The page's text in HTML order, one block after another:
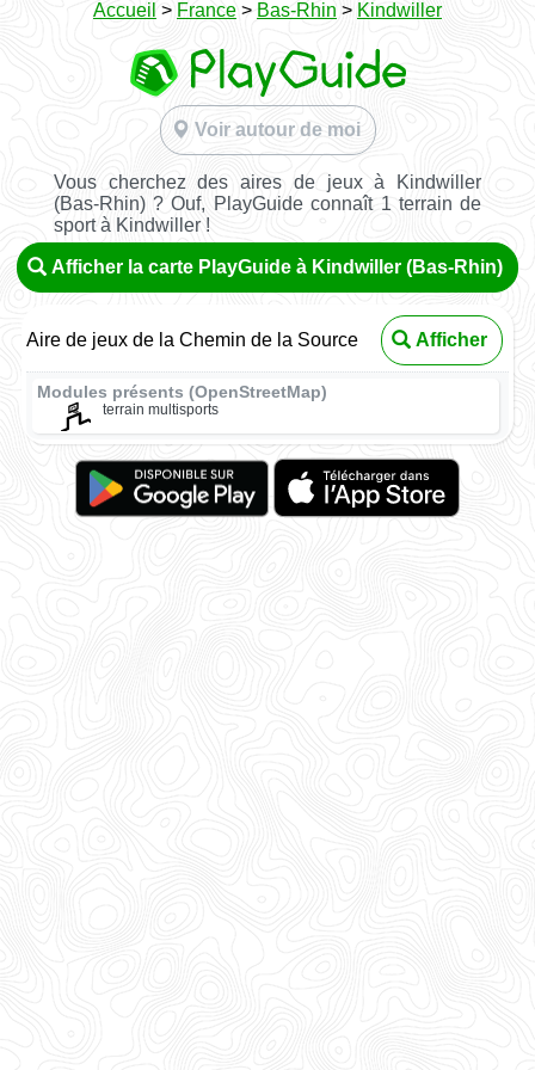
Accueil > France > Bas-Rhin > Kindwiller
Voir autour de moi
Vous cherchez des aires de jeux à Kindwiller
(Bas-Rhin) ? Ouf, PlayGuide connaît 1 terrain de
sport à Kindwiller !
Afficher la carte PlayGuide à Kindwiller (Bas-Rhin)
Aire de jeux de la Chemin de la Source Afficher
Modules présents (OpenStreetMap)
terrain multisports